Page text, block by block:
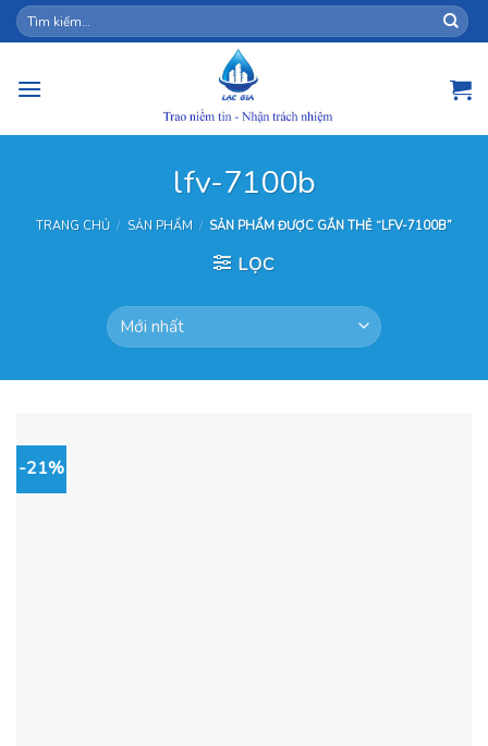
Skip
to
Tìm
kiếm:
lfv-7100b
TRANG CHỦ / SẢN PHẨM / SẢN PHẨM ĐƯỢC GẮN THẺ “LFV-7100B”
LỌC
-21%